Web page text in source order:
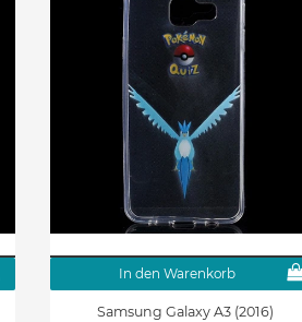
In den Warenkorb
Samsung Galaxy A3 (2016)